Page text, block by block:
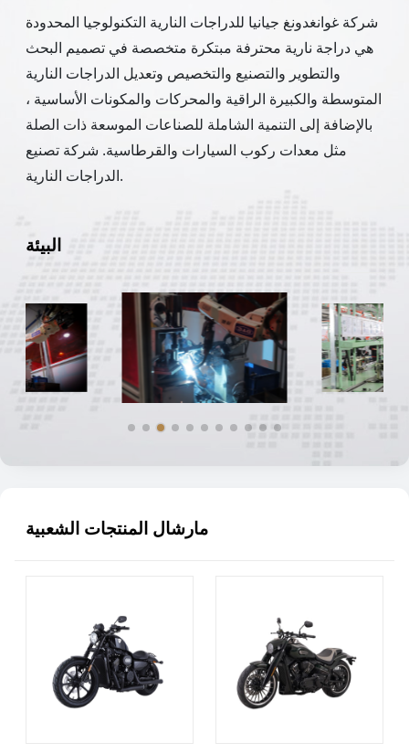
شركة غوانغدونغ جيانيا للدراجات النارية التكنولوجيا المحدودة
هي دراجة نارية محترفة مبتكرة متخصصة في تصميم البحث
والتطوير والتصنيع والتخصيص وتعديل الدراجات النارية
المتوسطة والكبيرة الراقية والمحركات والمكونات الأساسية ،
بالإضافة إلى التنمية الشاملة للصناعات الموسعة ذات الصلة
مثل معدات ركوب السيارات والقرطاسية. شركة تصنيع
الدراجات النارية.
البيئة
مارشال المنتجات الشعبية